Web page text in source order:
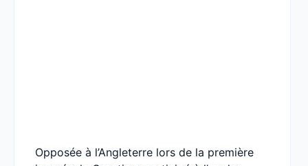
Opposée à l’Angleterre lors de la première